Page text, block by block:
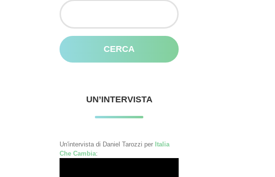
Ricerca
per:
UN’INTERVISTA
Un'intervista di Daniel Tarozzi per Italia
Che Cambia: